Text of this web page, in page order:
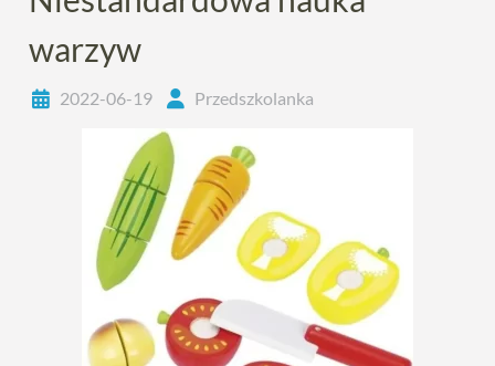
warzyw
2022-06-19 Przedszkolanka